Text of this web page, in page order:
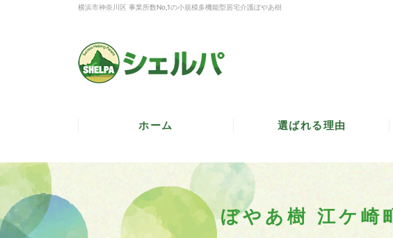
ぼやあ樹 江ケ崎
横浜市神奈川区 事業所数No,1の小規模多機能型居宅介護ぼやあ樹
ホーム 選ばれる理由